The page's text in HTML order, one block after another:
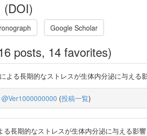
(DOI)
Google Scholar
posts, 14 favorites)
よる長期的なストレスが生体内分泌に与える
@Ver1000000000 (投稿一覧)
る長期的なストレスが生体内分泌に与える影